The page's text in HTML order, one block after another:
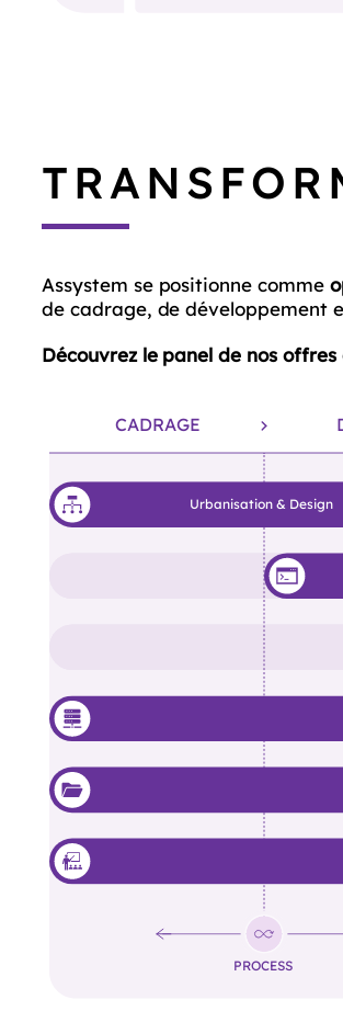
Assystem se positionne comme
de cadrage, de développement
Découvrez le panel de nos
PROCESS
CADRAGE
Urbanisation & Design